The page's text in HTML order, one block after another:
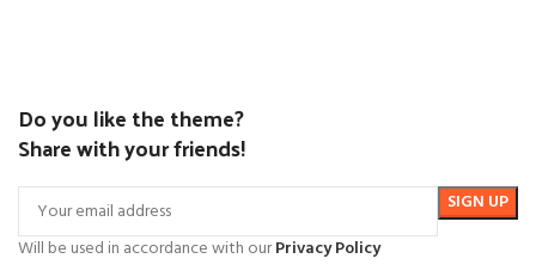
Do you like the theme?
Share with your friends!
Will be used in accordance with ourPrivacy Policy